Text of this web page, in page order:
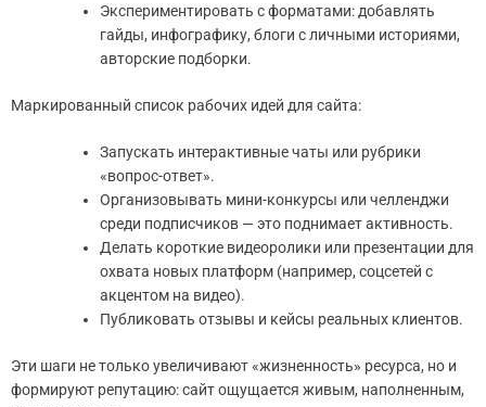
Экспериментировать с форматами: добавлять
гайды, инфографику, блоги с личными историями,
авторские подборки.
Маркированный список рабочих идей для сайта:
Запускать интерактивные чаты или рубрики
«вопрос-ответ».
Организовывать мини-конкурсы или челленджи
среди подписчиков — это поднимает активность.
Делать короткие видеоролики или презентации для
охвата новых платформ (например, соцсетей с
акцентом на видео).
Публиковать отзывы и кейсы реальных клиентов.
Эти шаги не только увеличивают «жизненность» ресурса, но и
формируют репутацию: сайт ощущается живым, наполненным,